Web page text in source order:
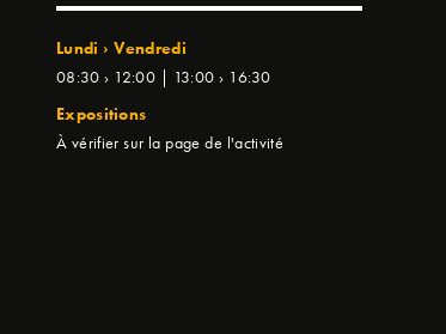
Lundi › Vendredi
08:30 › 12:00 | 13:00 › 16:30
Expositions
À vérifier sur la page de l'activité